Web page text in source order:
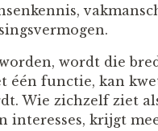
wordt die
één functie, kan
Wie zichzelf ziet
interesses, krijgt